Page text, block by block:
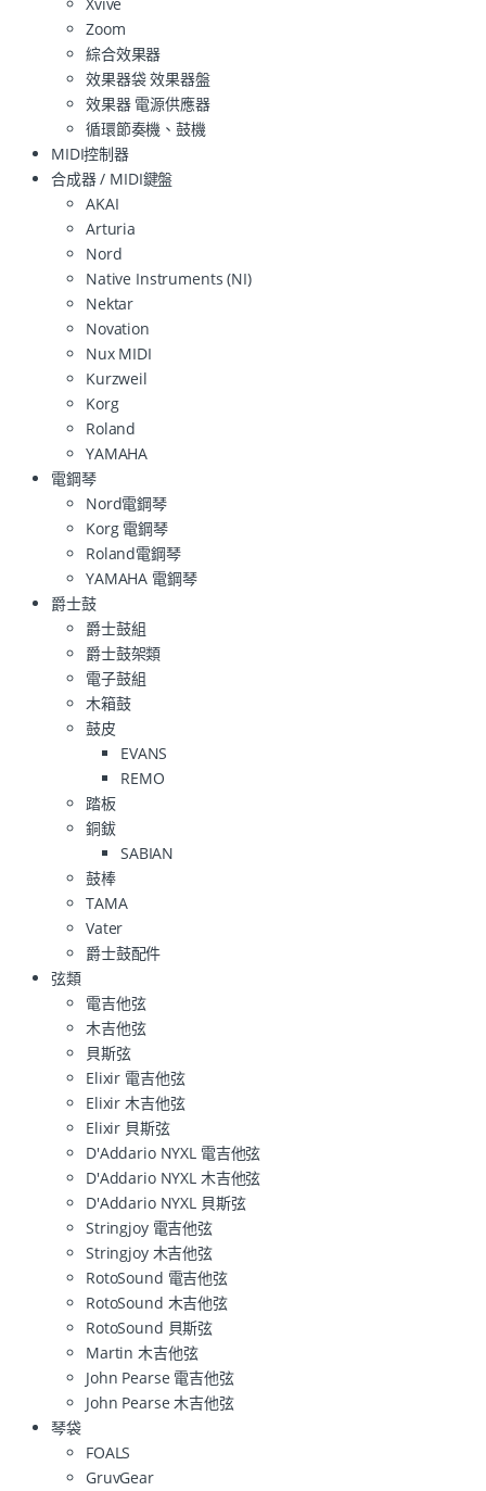
Zoom
綜合效果器
效果器袋 效果器盤
效果器 電源供應器
循環節奏機、鼓機
MIDI控制器
合成器 / MIDI鍵盤
AKAI
Arturia
Nord
Native Instruments (NI)
Nektar
Novation
Nux MIDI
Kurzweil
Korg
Roland
YAMAHA
電鋼琴
Nord電鋼琴
Korg 電鋼琴
Roland電鋼琴
YAMAHA 電鋼琴
爵士鼓
爵士鼓組
爵士鼓架類
電子鼓組
木箱鼓
鼓皮
EVANS
REMO
踏板
銅鈸
SABIAN
鼓棒
TAMA
Vater
爵士鼓配件
弦類
電吉他弦
木吉他弦
貝斯弦
Elixir 電吉他弦
Elixir 木吉他弦
Elixir 貝斯弦
D'Addario NYXL 電吉他弦
D'Addario NYXL 木吉他弦
D'Addario NYXL 貝斯弦
Stringjoy 電吉他弦
Stringjoy 木吉他弦
RotoSound 電吉他弦
RotoSound 木吉他弦
RotoSound 貝斯弦
Martin 木吉他弦
John Pearse 電吉他弦
John Pearse 木吉他弦
琴袋
FOALS
GruvGear